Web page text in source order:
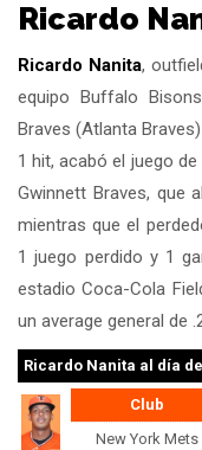
Ricardo
Ricardo Nanita,
equipo Buffalo
Braves (Atlanta
1 hit, acabó el juego
Gwinnett Braves, que
mientras que el
1 juego perdido y 1
estadio Coca-Cola
un average general de
Ricardo Nanita al día
Club
New York Mets